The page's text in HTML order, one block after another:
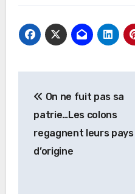
de
l’article
On ne fuit pas sa
patrie…Les colons
regagnent leurs pays
d’origine